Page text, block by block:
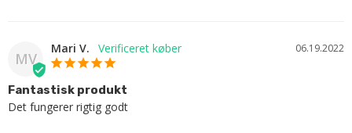
MV
06.19.2022
Mari V.
Fantastisk produkt
Det fungerer rigtig godt